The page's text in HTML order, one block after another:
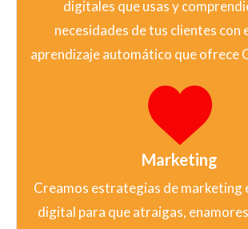
digitales que usas y
necesidades de tus clientes con
aprendizaje automático que ofrece
Marketing
Creamos estrategias de
digital para que atraigas,